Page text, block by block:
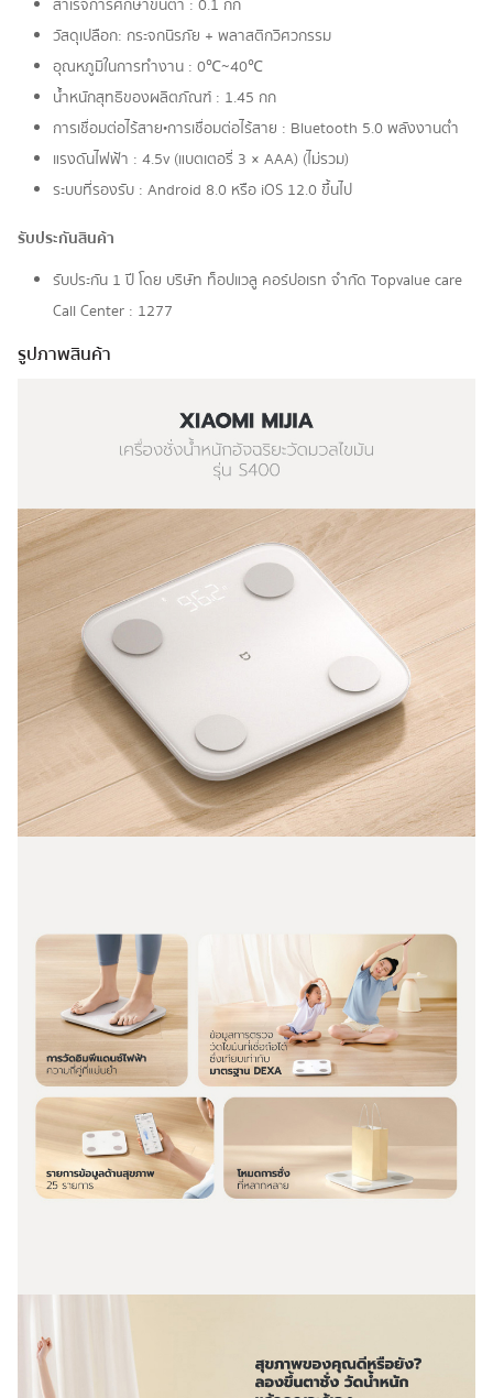
สำเร็จการศึกษาขั้นต่ำ : 0.1 กก
วัสดุเปลือก: กระจกนิรภัย + พลาสติกวิศวกรรม
อุณหภูมิในการทำงาน : 0℃~40℃
น้ำหนักสุทธิของผลิตภัณฑ์ : 1.45 กก
การเชื่อมต่อไร้สาย•การเชื่อมต่อไร้สาย : Bluetooth 5.0 พลังงานต่ำ
แรงดันไฟฟ้า : 4.5v (แบตเตอรี่ 3 × AAA) (ไม่รวม)
ระบบที่รองรับ : Android 8.0 หรือ iOS 12.0 ขึ้นไป
รับประกันสินค้า
รับประกัน 1 ปี โดย บริษัท ท็อปแวลู คอร์ปอเรท จํากัด Topvalue care
Call Center : 1277
รูปภาพสินค้า